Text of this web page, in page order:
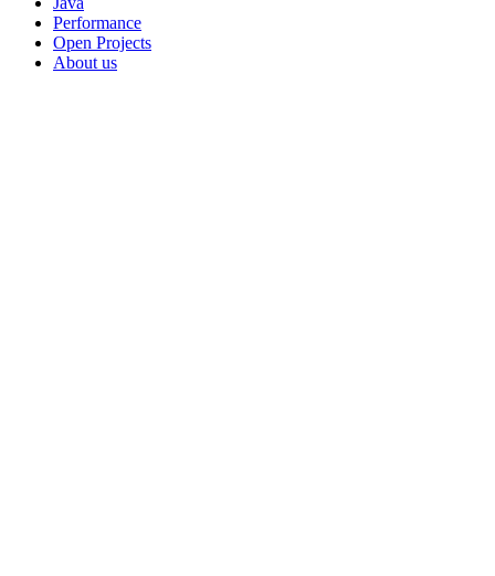
Performance
Open Projects
About us